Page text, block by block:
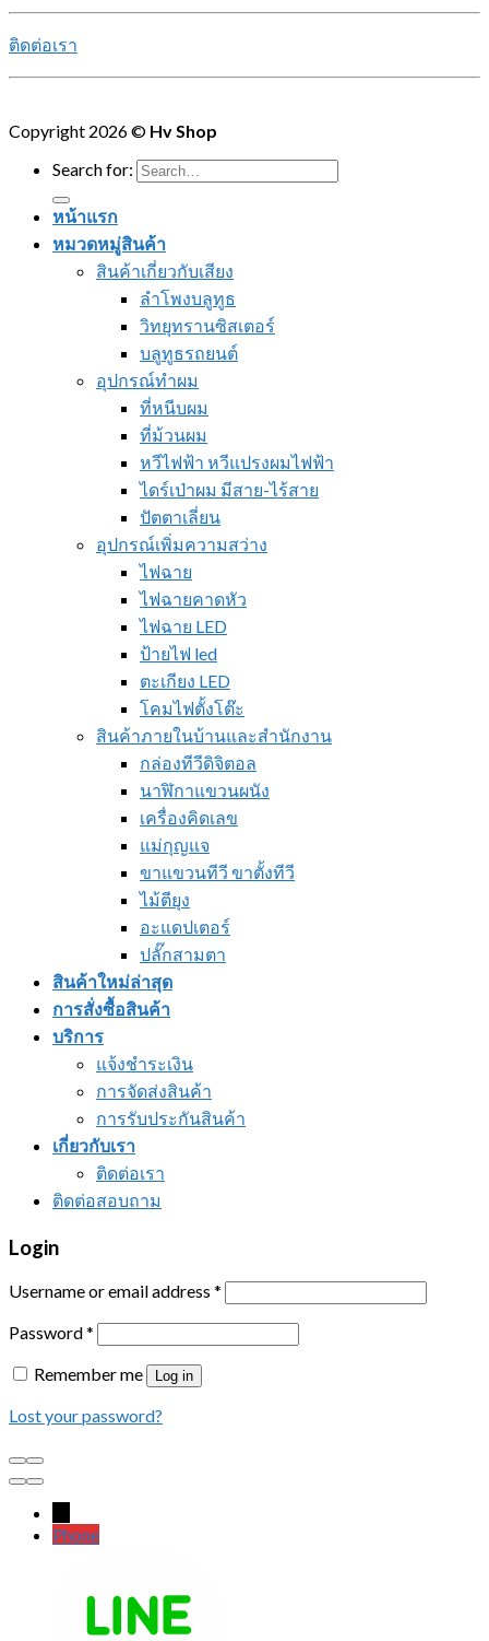
ติดต่อเรา
Copyright 2026 © Hv Shop
Search for:
หน้าแรก
หมวดหมู่สินค้า
สินค้าเกี่ยวกับเสียง
ลำโพงบลูทูธ
วิทยุทรานซิสเตอร์
บลูทูธรถยนต์
อุปกรณ์ทำผม
ที่หนีบผม
ที่ม้วนผม
หวีไฟฟ้า หวีแปรงผมไฟฟ้า
ไดร์เป่าผม มีสาย-ไร้สาย
ปัตตาเลี่ยน
อุปกรณ์เพิ่มความสว่าง
ไฟฉาย
ไฟฉายคาดหัว
ไฟฉาย LED
ป้ายไฟ led
ตะเกียง LED
โคมไฟตั้งโต๊ะ
สินค้าภายในบ้านและสำนักงาน
กล่องทีวีดิจิตอล
นาฬิกาแขวนผนัง
เครื่องคิดเลข
แม่กุญแจ
ขาแขวนทีวี ขาตั้งทีวี
ไม้ตียุง
อะแดปเตอร์
ปลั๊กสามตา
สินค้าใหม่ล่าสุด
การสั่งซื้อสินค้า
บริการ
แจ้งชำระเงิน
การจัดส่งสินค้า
การรับประกันสินค้า
เกี่ยวกับเรา
ติดต่อเรา
ติดต่อสอบถาม
Login
Username or email address *
Password*
Remember me
Log in
Lost your password?
Phone